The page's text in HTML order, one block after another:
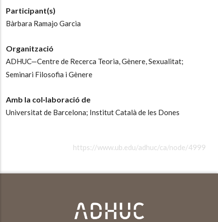
Participant(s)
Bàrbara Ramajo Garcia
Organització
ADHUC—Centre de Recerca Teoria, Gènere, Sexualitat;
Seminari Filosofia i Gènere
Amb la col·laboració de
Universitat de Barcelona; Institut Català de les Dones
https://www.ub.edu/adhuc/ca/node/4999